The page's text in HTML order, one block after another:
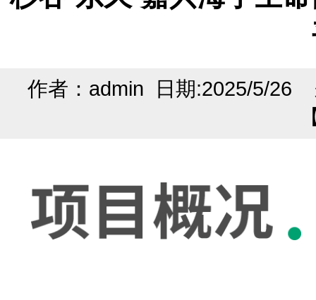
作者：admin 日期:2025/5/26